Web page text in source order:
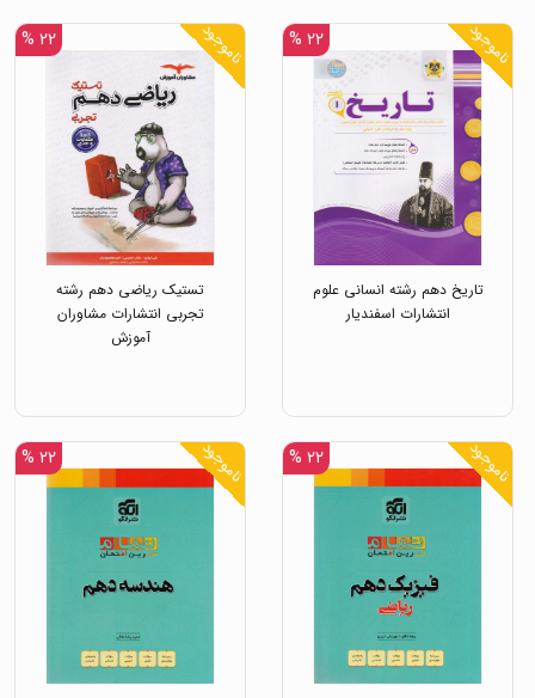
ناموجود ۲۲ %
تاریخ دهم رشته انسانی علوم
انتشارات اسفندیار
ناموجود ۲۲ %
تستیک ریاضی دهم رشته
تجربی انتشارات مشاوران
آموزش
ناموجود ۲۲ % ناموجود ۲۲ %